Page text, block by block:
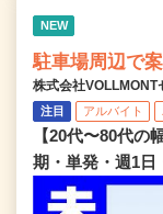
NEW
駐車場周辺で
株式会社
注目 アルバイト
【20代〜80代
期・単発・週1日